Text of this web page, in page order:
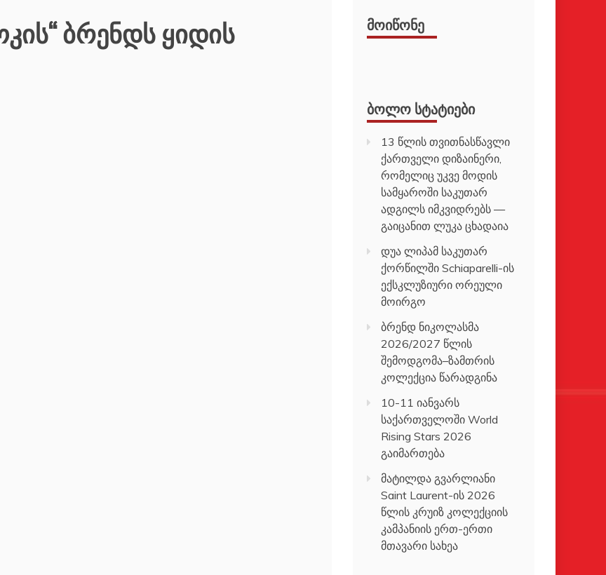
ბრენდს ყიდის ᲛᲝᲘᲬᲝᲜᲔ
ᲑᲝᲚᲝ ᲡᲢᲐᲢᲘᲔᲑᲘ
13 წლის თვითნასწავლი
ქართველი დიზაინერი,
რომელიც უკვე მოდის
სამყაროში საკუთარ
ადგილს იმკვიდრებს —
გაიცანით ლუკა ცხადაია
დუა ლიპამ საკუთარ
ქორწილში Schiaparelli-ის
ექსკლუზიური ორეული
მოირგო
ბრენდ ნიკოლასმა
2026/2027 წლის
შემოდგომა–ზამთრის
კოლექცია წარადგინა
10-11 იანვარს
საქართველოში World
Rising Stars 2026
გაიმართება
მატილდა გვარლიანი
Saint Laurent-ის 2026
წლის კრუიზ კოლექციის
კამპანიის ერთ-ერთი
მთავარი სახეა